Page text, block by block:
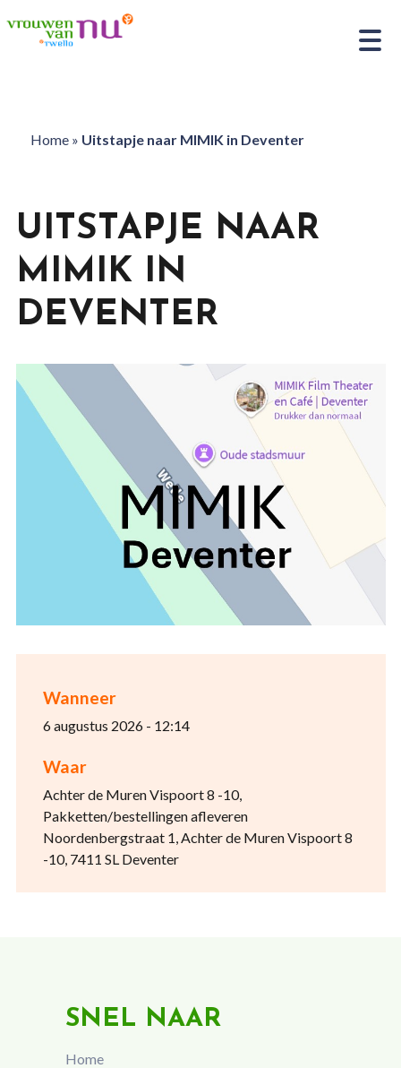
Home» Uitstapje naar MIMIK in Deventer
Wanneer
6 augustus 2026 - 12:14
Waar
Achter de Muren Vispoort 8 -10,
Pakketten/bestellingen afleveren
Noordenbergstraat 1, Achter de Muren Vispoort 8
-10, 7411 SL Deventer
UITSTAPJE NAAR
MIMIK IN
DEVENTER
SNEL NAAR
Home